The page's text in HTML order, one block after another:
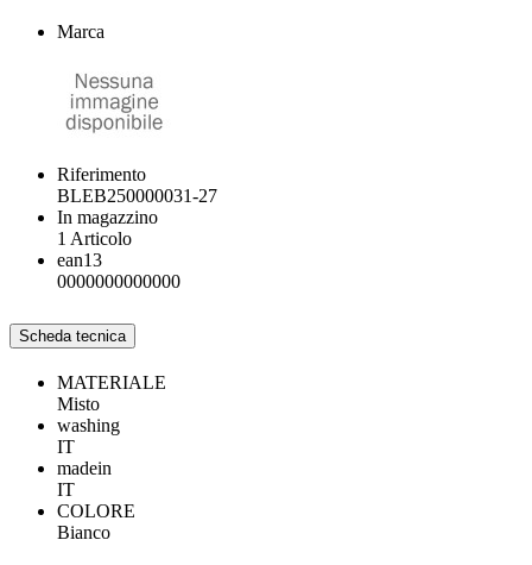
Marca
Riferimento
BLEB250000031-27
In magazzino
1 Articolo
ean13
0000000000000
Scheda tecnica
MATERIALE
Misto
washing
IT
madein
IT
COLORE
Bianco